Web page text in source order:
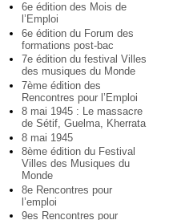
6e édition des Mois de
l’Emploi
6e édition du Forum des
formations post-bac
7e édition du festival Villes
des musiques du Monde
7ème édition des
Rencontres pour l’Emploi
8 mai 1945 : Le massacre
de Sétif, Guelma, Kherrata
8 mai 1945
8ème édition du Festival
Villes des Musiques du
Monde
8e Rencontres pour
l’emploi
9es Rencontres pour